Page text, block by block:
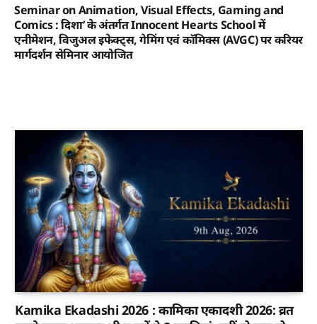
Seminar on Animation, Visual Effects, Gaming and
Comics : दिशा’ के अंतर्गत Innocent Hearts School में
एनीमेशन, विजुअल इफेक्ट्स, गेमिंग एवं कॉमिक्स (AVGC) पर करियर
मार्गदर्शन सेमिनार आयोजित
Kamika Ekadashi 2026 : कामिका एकादशी 2026: व्रत